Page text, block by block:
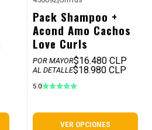
Pack Shampoo +
Acond Amo Cachos
Love Curls
POR MAYOR$16.480 CLP
AL DETALLE$18.980 CLP
5.0
VER OPCIONES